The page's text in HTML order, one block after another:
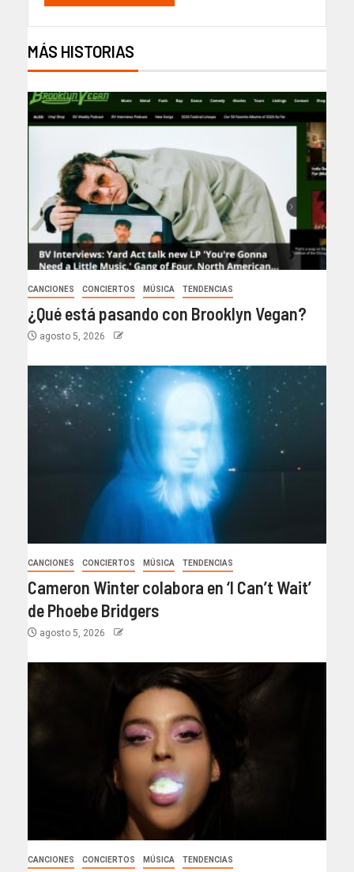
MÁS HISTORIAS
CANCIONES CONCIERTOS MÚSICA TENDENCIAS
¿Qué está pasando con Brooklyn Vegan?
agosto 5, 2026
CANCIONES CONCIERTOS MÚSICA TENDENCIAS
Cameron Winter colabora en ‘I Can’t Wait’
de Phoebe Bridgers
agosto 5, 2026
CANCIONES CONCIERTOS MÚSICA TENDENCIAS